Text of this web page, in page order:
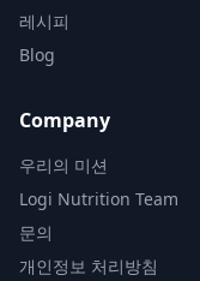
레시피
Blog
Company
우리의 미션
Logi Nutrition Team
문의
개인정보 처리방침